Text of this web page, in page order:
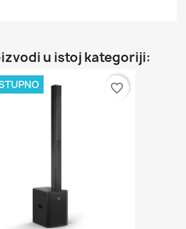
u istoj kategoriji:
favorite_border